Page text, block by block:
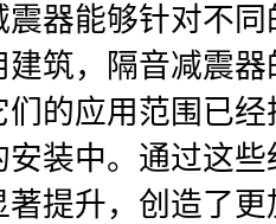
震器能够针对不
筑，隔音减震
们的应用范围已
装中。通过这
著提升，创造了